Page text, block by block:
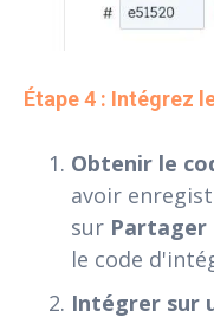
Étape 4 : Intégrez
Obtenir le
avoir
sur Partager
le code
Intégrer sur